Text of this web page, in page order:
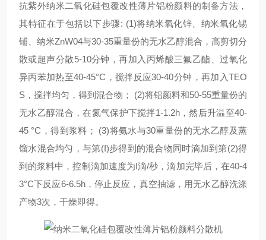
抗紫外纳米二氧化硅包覆改性薄片铝粉颜料的制备方法，
其特征在于包括以下步骤: (1)将纳米氧化锌、纳米氧化锡
铺、纳米ZnW04与30-35重量份的无水乙醇混合，高剪切分
散或超声分散5-10分钟，再加入丙烯酸三氟乙酯、过氧化
异丙苯加热至40-45°C，搅拌反应30-40分钟，再加入TEO
S，搅拌均匀，得到混合物； (2)将铝颜料和50-55重量份的
无水乙醇混合，在氮气保护下搅拌1-1.2h，然后升温至40-
45 °C，得到浆料； (3)将氨水与30重量份的无水乙醇及蒸
馏水混合均匀，与第(I)步得到的混合物同时滴加到第(2)得
到的浆料中，控制滴加速度为I滴/秒，滴加完毕后，在40-4
3°C下反应6-6.5h，停止反应，真空抽滤，用无水乙醇洗涤
产物3次，干燥即得。